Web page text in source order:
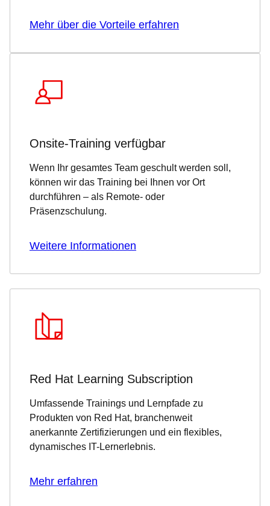
Mehr über die Vorteile erfahren
Onsite-Training verfügbar
Wenn Ihr gesamtes Team geschult werden soll,
können wir das Training bei Ihnen vor Ort
durchführen – als Remote- oder
Präsenzschulung.
Weitere Informationen
Red Hat Learning Subscription
Umfassende Trainings und Lernpfade zu
Produkten von Red Hat, branchenweit
anerkannte Zertifizierungen und ein flexibles,
dynamisches IT-Lernerlebnis.
Mehr erfahren